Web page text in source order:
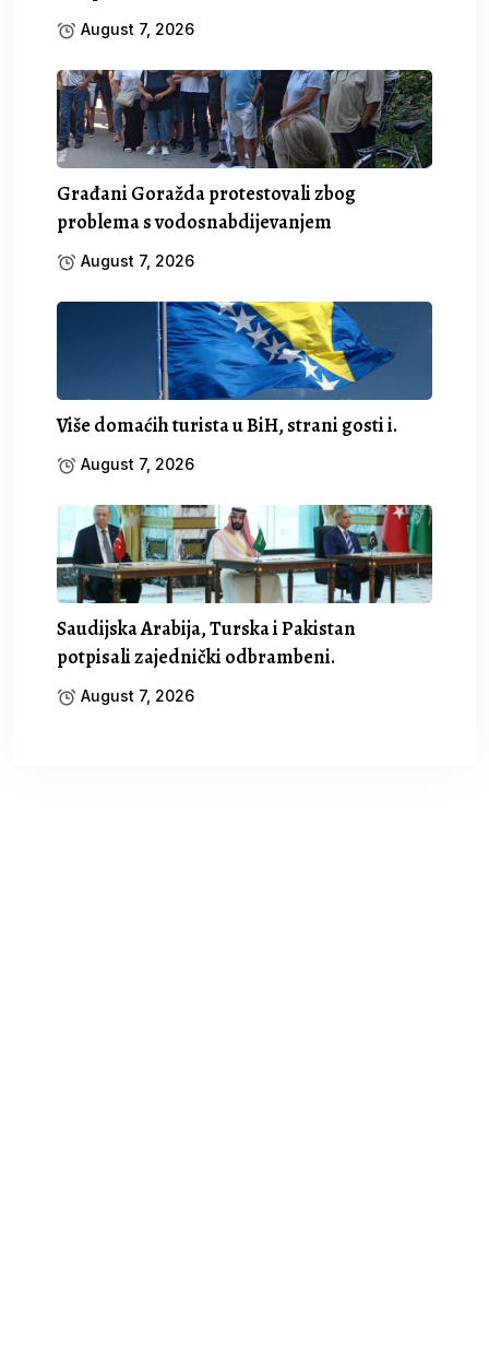
August 7, 2026
Građani Goražda protestovali zbog
problema s vodosnabdijevanjem
August 7, 2026
Više domaćih turista u BiH, strani gosti i.
August 7, 2026
Saudijska Arabija, Turska i Pakistan
potpisali zajednički odbrambeni.
August 7, 2026